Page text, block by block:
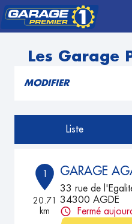
Les Garage
MODIFIER
Liste
1
20.71
km
GARAGE
33 rue de
34300 AGDE
Fermé